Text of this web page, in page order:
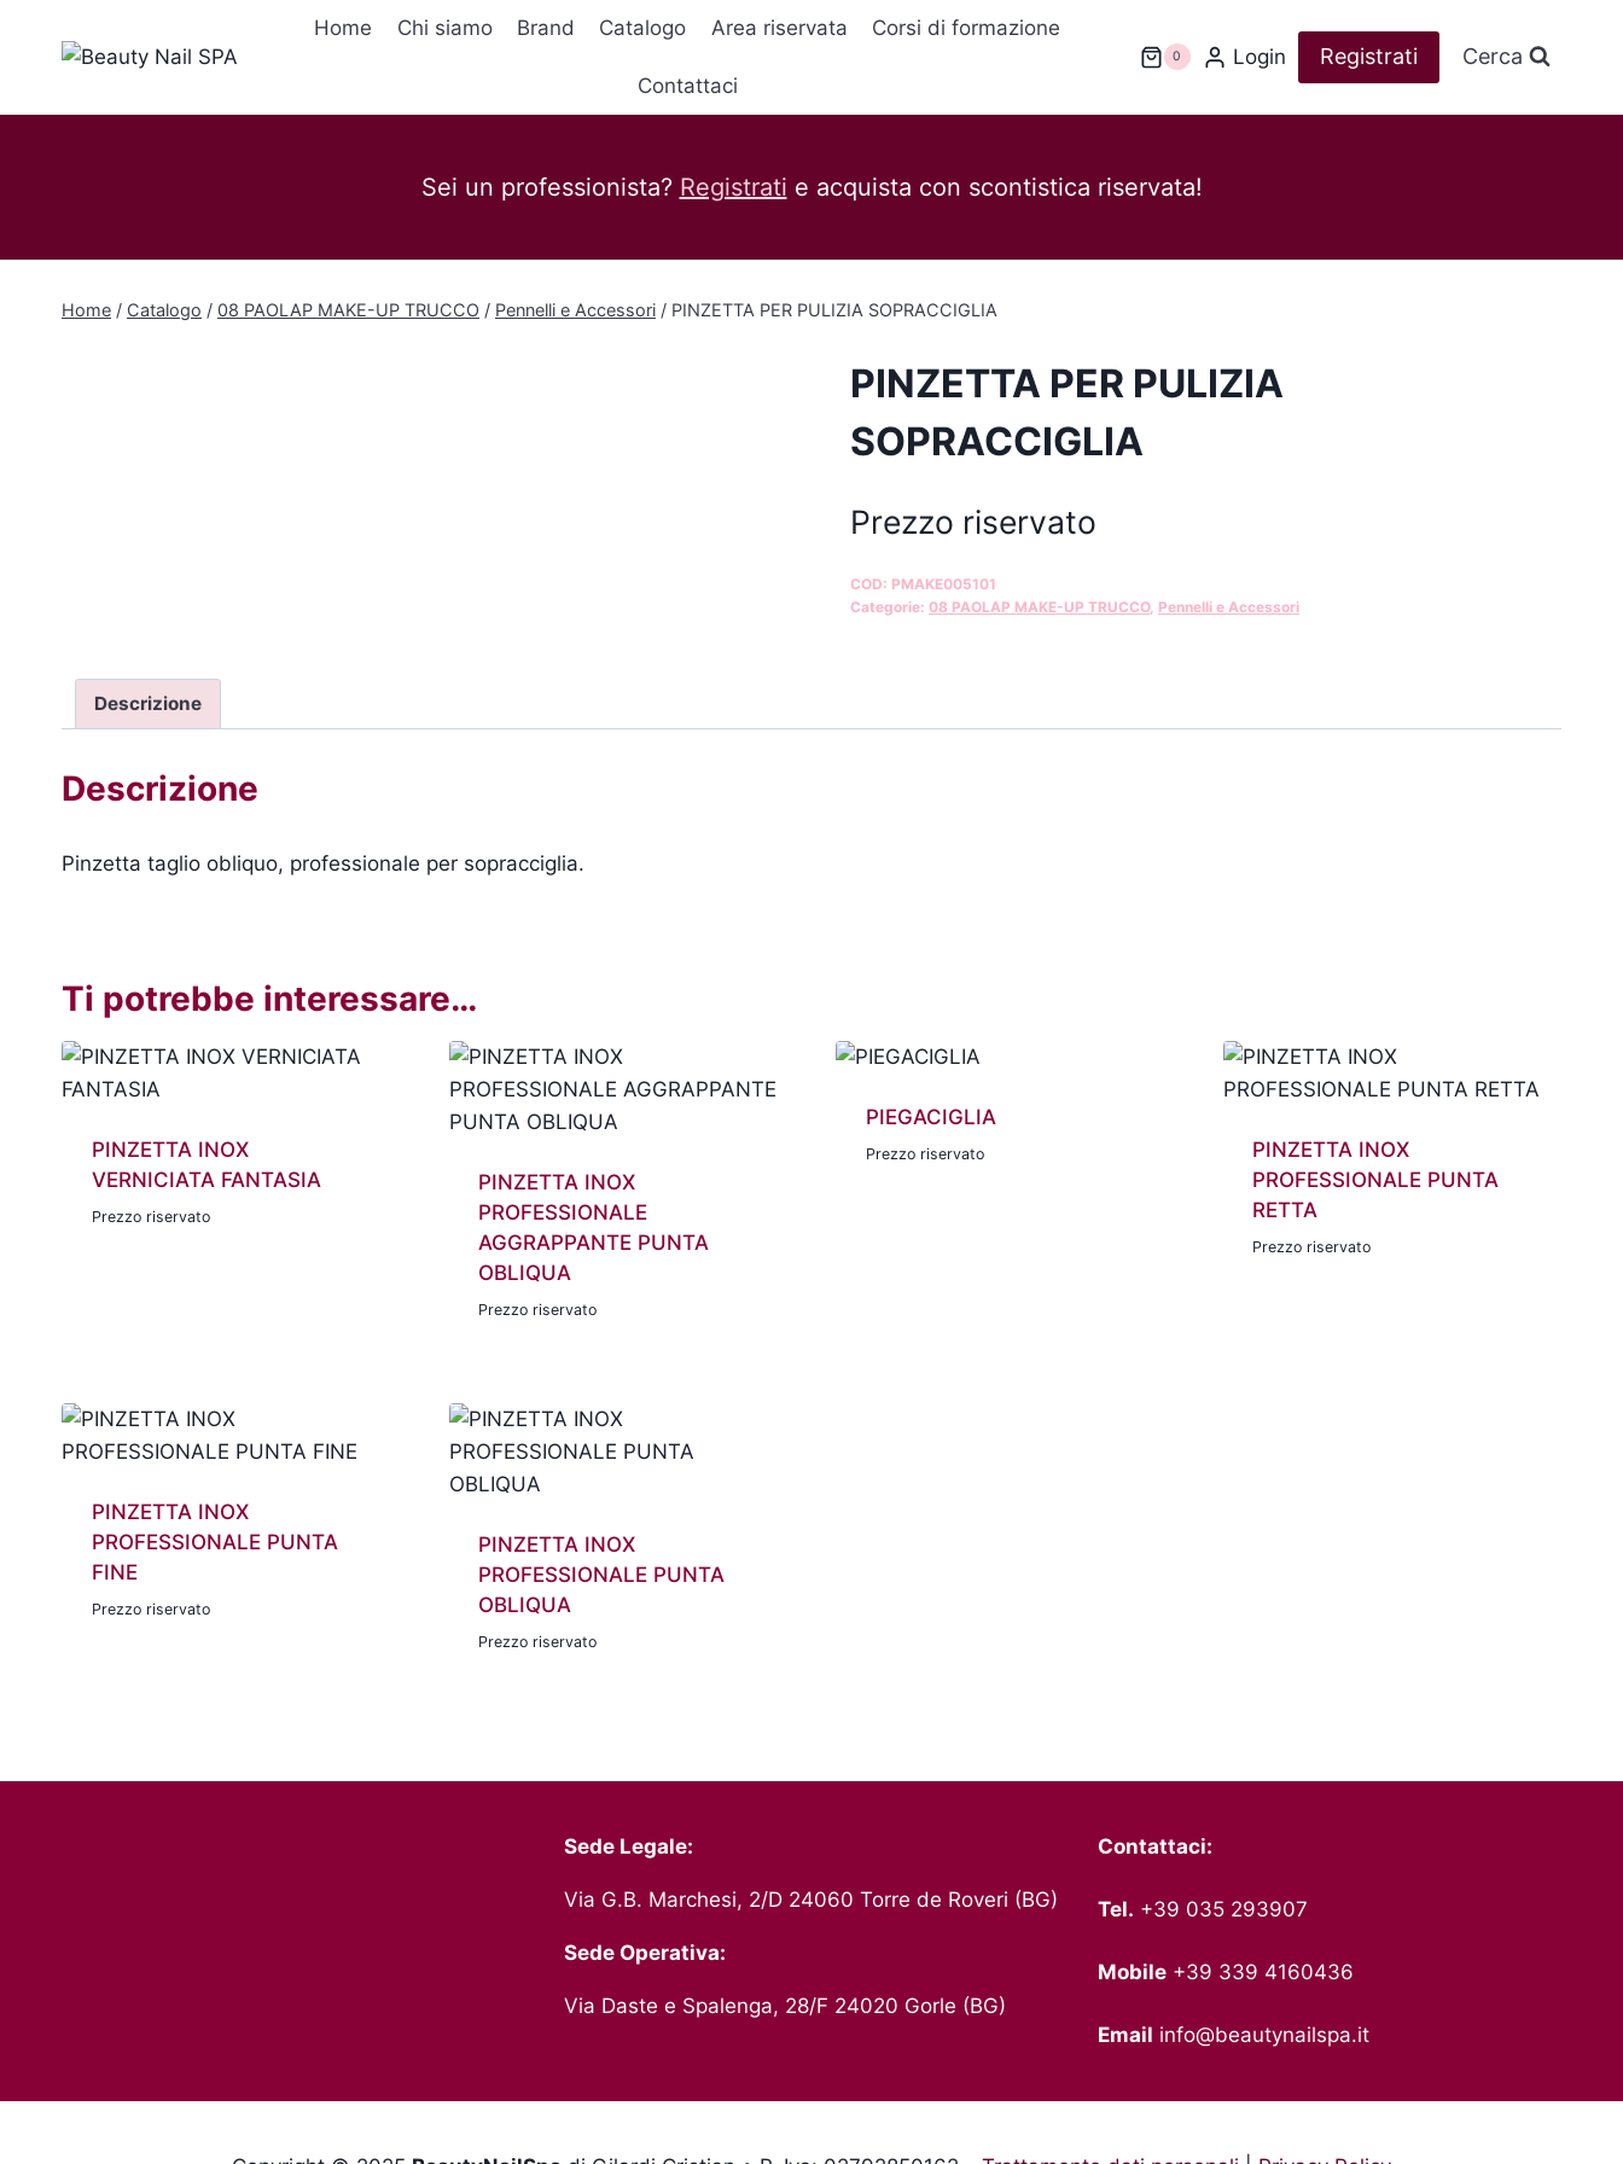
Home Chi siamo Brand Catalogo Area riservata Corsi di formazione
Contattaci
0 Login Registrati Cerca
Sei un professionista? Registrati e acquista con scontistica riservata!
Home / Catalogo / 08 PAOLAP MAKE-UP TRUCCO / Pennelli e Accessori / PINZETTA PER PULIZIA SOPRACCIGLIA
PINZETTA PER PULIZIA
SOPRACCIGLIA
Prezzo riservato
COD: PMAKE005101
Categorie: 08 PAOLAP MAKE-UP TRUCCO, Pennelli e Accessori
Descrizione
Descrizione
Pinzetta taglio obliquo, professionale per sopracciglia.
Ti potrebbe interessare…
PINZETTA INOX
VERNICIATA FANTASIA
Prezzo riservato
PINZETTA INOX
PROFESSIONALE
AGGRAPPANTE PUNTA
OBLIQUA
Prezzo riservato
PIEGACIGLIA
Prezzo riservato
PINZETTA INOX
PROFESSIONALE PUNTA
RETTA
Prezzo riservato
PINZETTA INOX
PROFESSIONALE PUNTA
FINE
Prezzo riservato
PINZETTA INOX
PROFESSIONALE PUNTA
OBLIQUA
Prezzo riservato
Sede Legale:
Via G.B. Marchesi, 2/D 24060 Torre de Roveri (BG)
Sede Operativa:
Via Daste e Spalenga, 28/F 24020 Gorle (BG)
Contattaci:
Tel. +39 035 293907
Mobile +39 339 4160436
Email info@beautynailspa.it